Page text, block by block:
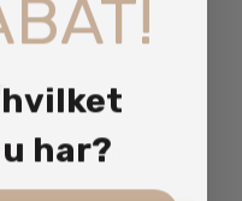
kr. inkl. moms
har?